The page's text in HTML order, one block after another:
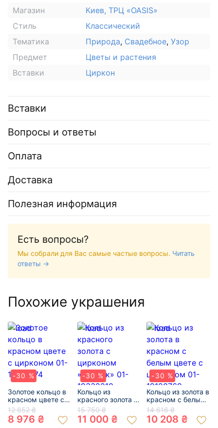
Магазин
Киев, ТРЦ «OASIS»
Стиль
Классический
Тематика
Природа, Свадебное, Узор
Предмет
Цветы и растения
Вставки
Циркон
Вставки
Вопросы и ответы
Оплата
Доставка
Полезная информация
Есть вопросы?
Мы собрали для Вас самые частые вопросы. Читать
ответы →
Похожие украшения
-30 %
Золотое кольцо в
красном цвете с
цирконом 01-
19190674
12 852 ₴
8 976 ₴
-30 %
Кольцо из
красного золота с
цирконом
«Цветок» 01-
19332210
15 750 ₴
11 000 ₴
-30 %
Кольцо из золота в
красном с белым
цвете с цирконом
01-19120769
14 616 ₴
10 208 ₴